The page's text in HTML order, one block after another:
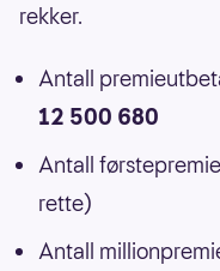
rekker.
Antall
12 500 680
Antall
rette)
Antall